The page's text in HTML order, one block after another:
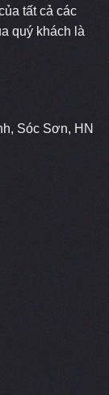
tất cả các
quý khách là
Sóc Sơn, HN